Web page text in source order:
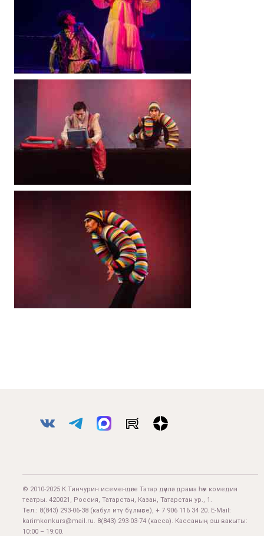
© 2010-2025 К.Тинчурин исемендәге Татар дәүләт драма һәм комедия
театры. 420021, Россия, Татарстан, Казан, Татарстан ур., 1.
Тел.: 8(843) 293-06-38 (кабул итү бүлмәсе), + 7 906 116 34 20. E-Mail:
karimkonkurs@mail.ru. 8(843) 293-03-74 (касса). Кассаның эш вакыты:
10:00 – 19:00.